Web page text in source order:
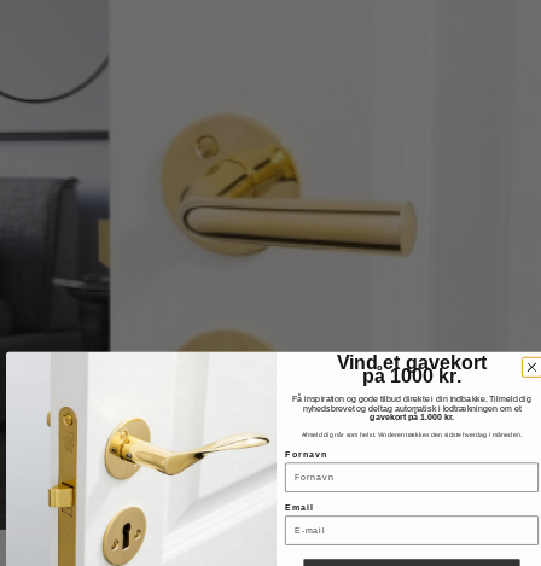
Vind et gavekort
på 1000 kr.
Få inspiration og gode tilbud direkte i din indbakke. Tilmeld dig
nyhedsbrevet og deltag automatisk i lodtrækningen om et
gavekort på 1.000 kr.
Afmeld dig når som helst. Vinderen trækkes den sidste hverdag i måneden.
Fornavn
Email